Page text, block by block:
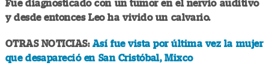
Fue diagnosticado con un tumor en el nervio auditivo
y desde entonces Leo ha vivido un calvario.
OTRAS NOTICIAS: Así fue vista por última vez la mujer
que desapareció en San Cristóbal, Mixco